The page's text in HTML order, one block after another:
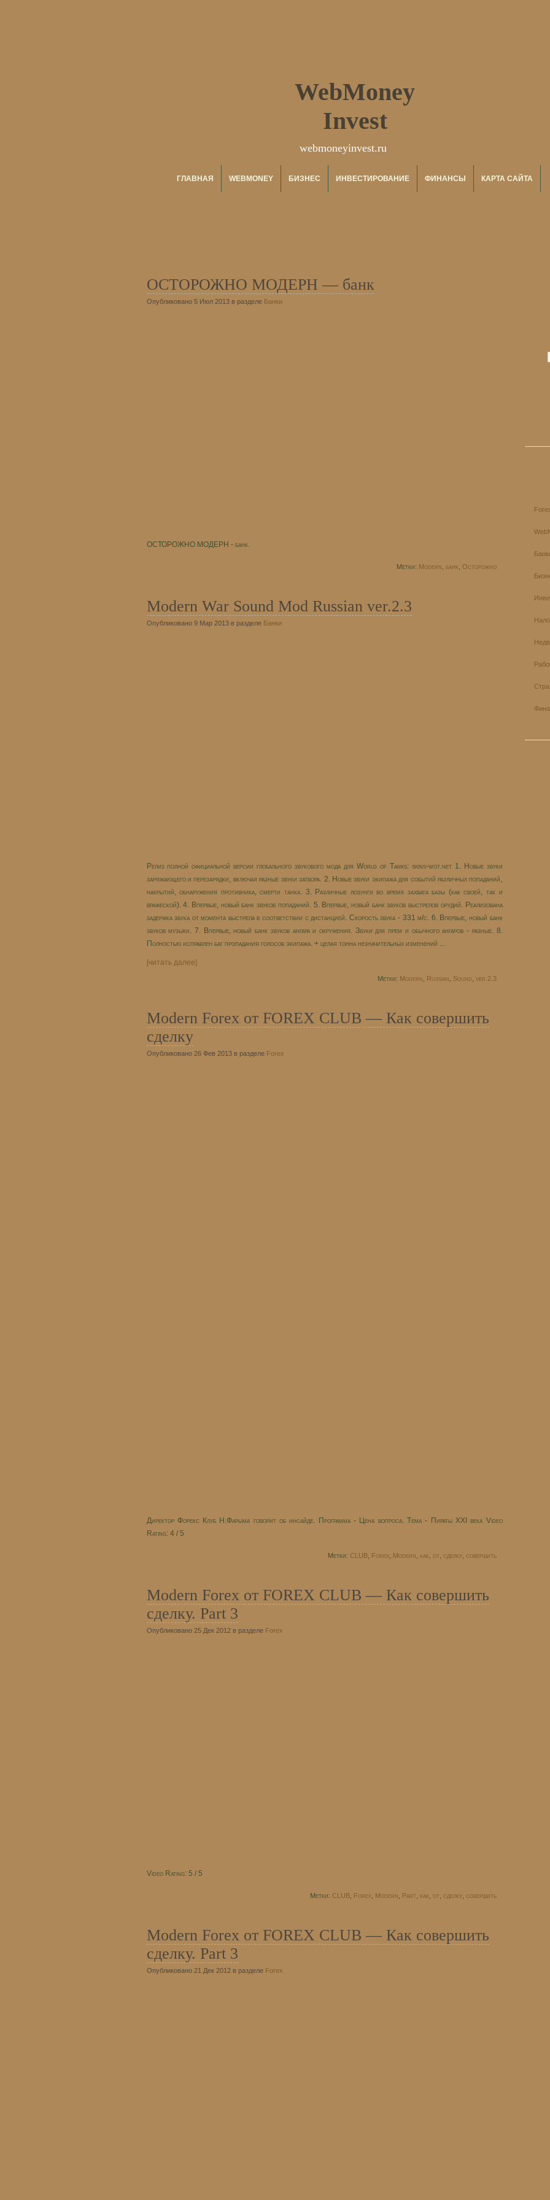
WebMoney
Invest
webmoneyinvest.ru
ГЛАВНАЯ WEBMONEY БИЗНЕС ИНВЕСТИРОВАНИЕ ФИНАНСЫ КАРТА САЙТА
ОСТОРОЖНО МОДЕРН — банк
Опубликовано 5 Июл 2013 в разделе Банки
ОСТОРОЖНО МОДЕРН - банк.
Метки: Modern банк Осторожно
Modern War Sound Mod Russian ver.2.3
Опубликовано 9 Мар 2013 в разделе Банки
Релиз полной официальной версии глобального звукового мода для World of Tanks: skins-wot.net 1. Новые звуки
заряжающего и перезарядки, включая разные звуки затвора. 2. Новые звуки экипажа для событий различных попаданий,
накрытий, обнаружения противника, смерти танка. 3. Различные лозунги во время захвата базы (как своей, так и
вражеской). 4. Впервые, новый банк звуков попаданий. 5. Впервые, новый банк звуков выстрелов орудий. Реализована
задержка звука от момента выстрела в соответствии с дистанцией. Скорость звука - 331 м/с. 6. Впервые, новый банк
звуков музыки. 7. Впервые, новый банк звуков ангара и окружения. Звуки для прем и обычного ангаров - разные. 8.
Полностью исправлен баг пропадания голосов экипажа. + целая тонна незначительных изменений ...
[читать далее]
Метки: Modern Russian Sound ver.2.3
Modern Forex от FOREX CLUB — Как совершить
сделку
Опубликовано 26 Фев 2013 в разделе Forex
Директор Форекс Клуб Н.Фарыма говорит об инсайде. Программа - Цена вопроса. Тема - Пираты XXI века Video
Rating: 4 / 5
Метки: CLUB, Forex, Modern как от сделку, совершить
Modern Forex от FOREX CLUB — Как совершить
сделку. Part 3
Опубликовано 25 Дек 2012 в разделе Forex
Video Rating: 5 / 5
Метки: CLUB, Forex, Modern Part как от сделку, совершить
Modern Forex от FOREX CLUB — Как совершить
сделку. Part 3
Опубликовано 21 Дек 2012 в разделе Forex